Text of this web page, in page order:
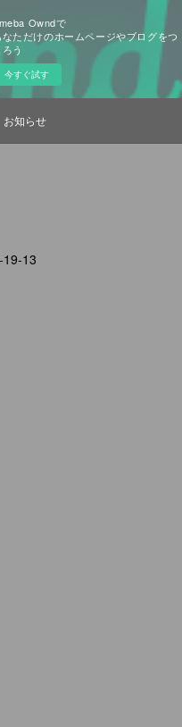
Owndで
なただけのホームページやブログをつ
ろう
今すぐ試す
お知らせ
19-13